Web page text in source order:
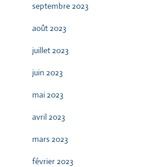
septembre 2023
août 2023
juillet 2023
juin 2023
mai 2023
avril 2023
mars 2023
février 2023